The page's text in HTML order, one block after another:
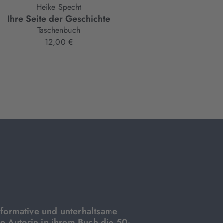
Heike Specht
Ihre Seite der Geschichte
Taschenbuch
12,00 €
und unterhaltsame